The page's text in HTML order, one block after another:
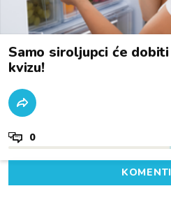
Samo siroljupci će
kvizu!
0